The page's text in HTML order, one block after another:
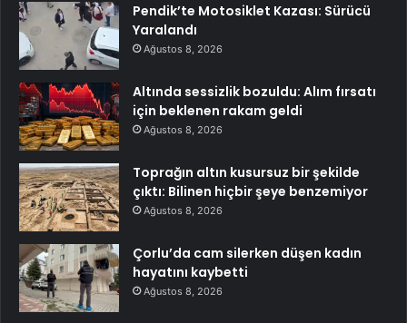
Pendik’te Motosiklet Kazası: Sürücü
Yaralandı
Ağustos 8, 2026
Altında sessizlik bozuldu: Alım fırsatı
için beklenen rakam geldi
Ağustos 8, 2026
Toprağın altın kusursuz bir şekilde
çıktı: Bilinen hiçbir şeye benzemiyor
Ağustos 8, 2026
Çorlu’da cam silerken düşen kadın
hayatını kaybetti
Ağustos 8, 2026